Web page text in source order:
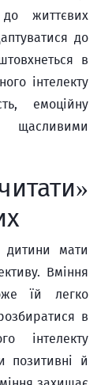
життєвих
до
в
інтелекту
емоційну
щасливими
мати
Вміння
їй легко
в
інтелекту
позитивні й